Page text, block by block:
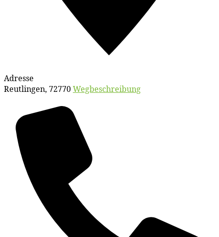
Adresse
Reutlingen, 72770Wegbeschreibung